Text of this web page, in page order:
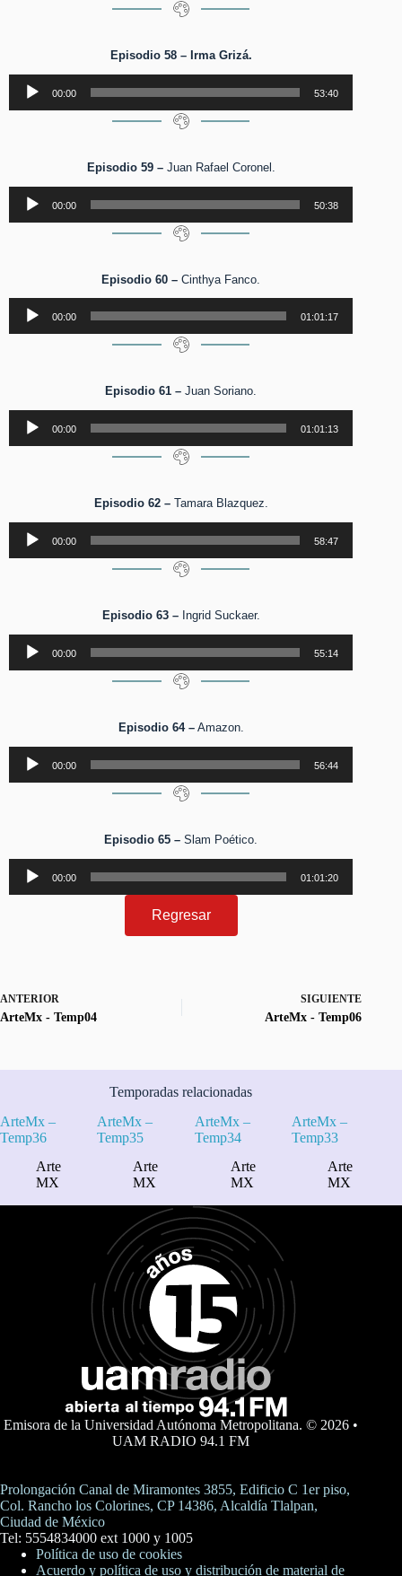
Episodio 58 – Irma Grizá.
Reproductor
audio
00:00 53:40
Episodio 59 –Juan Rafael Coronel.
Reproductor
audio
00:00 50:38
Episodio 60 –Cinthya Fanco.
Reproductor
audio
00:00 01:01:17
Episodio 61 – Juan Soriano.
Reproductor
audio
00:00 01:01:13
Episodio 62 –Tamara Blazquez.
Reproductor
audio
00:00 58:47
Episodio 63 –Ingrid Suckaer.
Reproductor
audio
00:00 55:14
Episodio 64 –Amazon.
Reproductor
audio
00:00 56:44
Episodio 65 – Slam Poético.
Reproductor
audio
00:00 01:01:20
Regresar
ANTERIOR
ArteMx - Temp04
SIGUIENTE
ArteMx - Temp06
Temporadas relacionadas
ArteMx –
Temp36
Arte
MX
ArteMx –
Temp35
Arte
MX
ArteMx –
Temp34
Arte
MX
ArteMx –
Temp33
Arte
MX
Emisora de la Universidad Autónoma Metropolitana. © 2026 •
UAM RADIO 94.1 FM
Prolongación Canal de Miramontes 3855, Edificio C 1er piso,
Col. Rancho los Colorines, CP 14386, Alcaldía Tlalpan,
Ciudad de México
Tel: 5554834000 ext 1000 y 1005
Política de uso de cookies
Acuerdo y política de uso y distribución de material de